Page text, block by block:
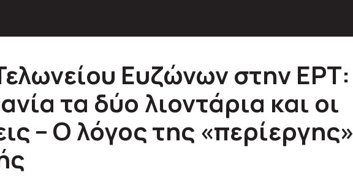
Ευζώνων στην ΕΡΤ:
τα δύο λιοντάρια και οι
– Ο λόγος της «περίεργης»